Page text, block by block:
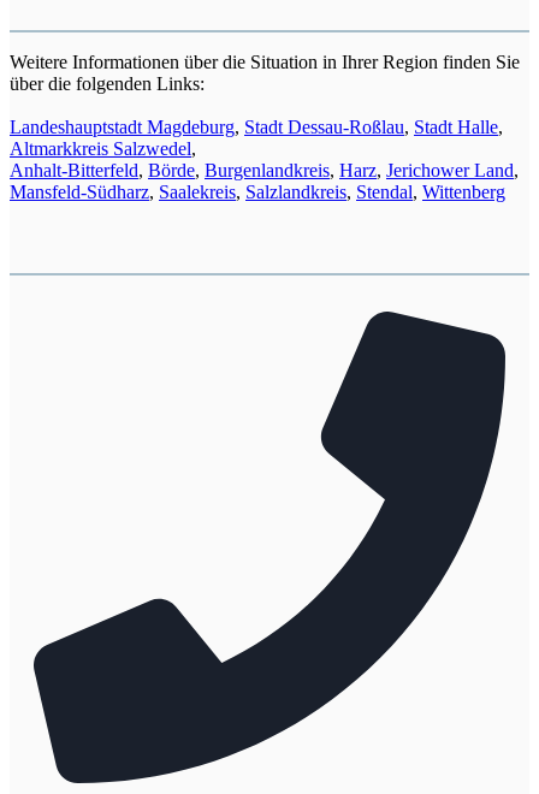
Weitere Informationen über die Situation in Ihrer Region finden Sie
über die folgenden Links:
Landeshauptstadt Magdeburg, Stadt Dessau-Roßlau, Stadt Halle,
Altmarkkreis Salzwedel,
Anhalt-Bitterfeld, Börde, Burgenlandkreis, Harz, Jerichower Land,
Mansfeld-Südharz, Saalekreis, Salzlandkreis, Stendal, Wittenberg